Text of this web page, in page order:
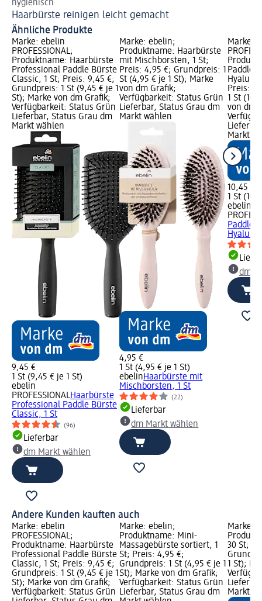
hygienisch
Haarbürste reinigen leicht gemacht
Ähnliche Produkte
Marke: ebelin
PROFESSIONAL;
Produktname: Haarbürste
Professional Paddle Bürste
Classic, 1 St; Preis: 9,45 €;
Grundpreis: 1 St (9,45 € je 1
St); Marke von dm Grafik;
Verfügbarkeit: Status Grün
Lieferbar, Status Grau dm
Markt wählen
9,45 €
1 St (9,45 € je 1 St)
ebelin
PROFESSIONALHaarbürste
Professional Paddle Bürste
Classic, 1 St
(96)
Lieferbar
dm Markt wählen
Marke: ebelin;
Produktname: Haarbürste
mit Mischborsten, 1 St;
Preis: 4,95 €; Grundpreis: 1
St (4,95 € je 1 St); Marke
von dm Grafik;
Verfügbarkeit: Status Grün
Lieferbar, Status Grau dm
Markt wählen
4,95 €
1 St (4,95 € je 1 St)
ebelinHaarbürste mit
Mischborsten, 1 St
(22)
Lieferbar
dm Markt wählen
Marke:
Paddle
Preis:
1 St
von dm
Markt
10,45 €
1 St
ebelin
Paddle
dm
Andere Kunden kauften auch
Marke: ebelin
PROFESSIONAL;
Produktname: Haarbürste
Professional Paddle Bürste
Classic, 1 St; Preis: 9,45 €;
Grundpreis: 1 St (9,45 € je 1
St); Marke von dm Grafik;
Verfügbarkeit: Status Grün
Marke: ebelin;
Produktname: Mini-
Massagebürste sortiert, 1
St; Preis: 4,95 €;
Grundpreis: 1 St (4,95 € je 1
St); Marke von dm Grafik;
Verfügbarkeit: Status Grün
Lieferbar, Status Grau dm
Marke:
30 St;
1 St);
Markt